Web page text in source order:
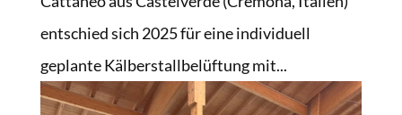
entschied sich 2025 für eine individuell
geplante Kälberstallbelüftung mit...